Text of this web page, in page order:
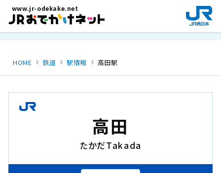
メインコンテンツにスキップ
www.jr-odekake.net
新
規
ウ
で
HOME 鉄道 駅情報 高田駅
高田
たかだTakada